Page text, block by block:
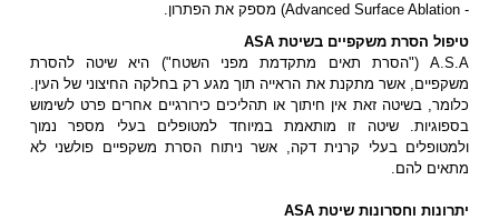
- Advanced Surface Ablation) מספק את הפתרון.
טיפול הסרת משקפיים בשיטת ASA
A.S.A ("הסרת תאים מתקדמת מפני השטח") היא שיטה להסרת
משקפיים, אשר מתקנת את הראייה תוך מגע רק בחלקה החיצוני של העין.
כלומר, בשיטה זאת אין חיתוך או תהליכים כירורגיים אחרים פרט לשימוש
בספוגיות. שיטה זו מותאמת במיוחד למטופלים בעלי מספר נמוך
ולמטופלים בעלי קרנית דקה, אשר ניתוח הסרת משקפיים פולשני לא
מתאים להם.
יתרונות וחסרונות שיטת ASA